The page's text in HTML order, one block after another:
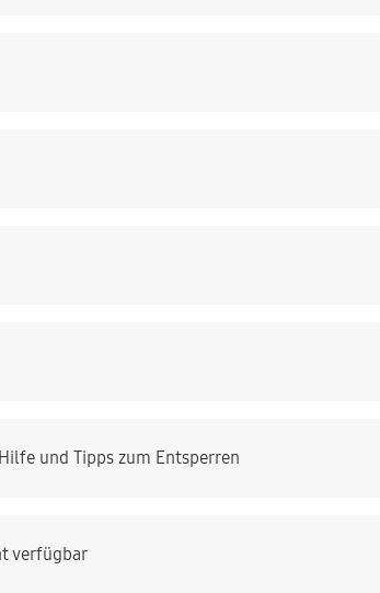
und Tipps zum Entsperren
verfügbar